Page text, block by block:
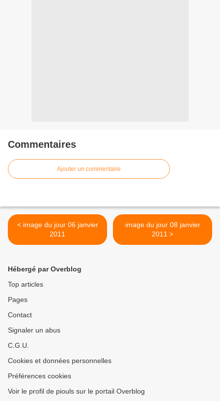
Commentaires
Ajouter un commentaire
< image du jour 06 janvier
2011
image du jour 08 janvier
2011 >
Hébergé par Overblog
Top articles
Pages
Contact
Signaler un abus
C.G.U.
Cookies et données personnelles
Préférences cookies
Voir le profil de piouls sur le portail Overblog